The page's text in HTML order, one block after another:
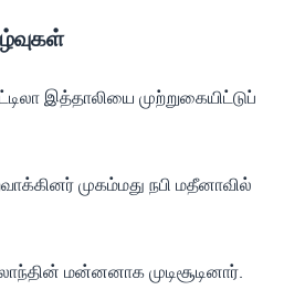
இத்தாலியை முற்றுகையிட்டுப்
முகம்மது நபி மதீனாவில்
மன்னனாக முடிசூடினார்.